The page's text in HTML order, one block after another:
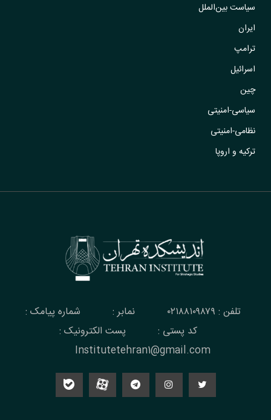
سیاست بین‌الملل
ایران
ترامپ
اسرائیل
چین
سیاسی-امنیتی
نظامی-امنیتی
ترکیه و اروپا
تلفن : ۰۲۱۸۸۱۰۹۸۷۹ نمابر :
شماره پیامک :
کد پستی :
پست الکترونیک :
Institutetehran1@gmail.com